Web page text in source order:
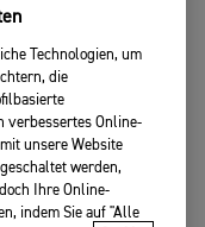
Technologien, um
die
verbessertes Online-
unsere Website
werden,
Ihre Online-
indem Sie auf "Alle